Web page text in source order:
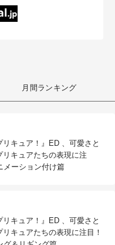
月間ランキング
リキュア！』ED 、可愛さと
キュアたちの表現に注
メーション付け篇
リキュア！』ED 、可愛さと
キュアたちの表現に注目！